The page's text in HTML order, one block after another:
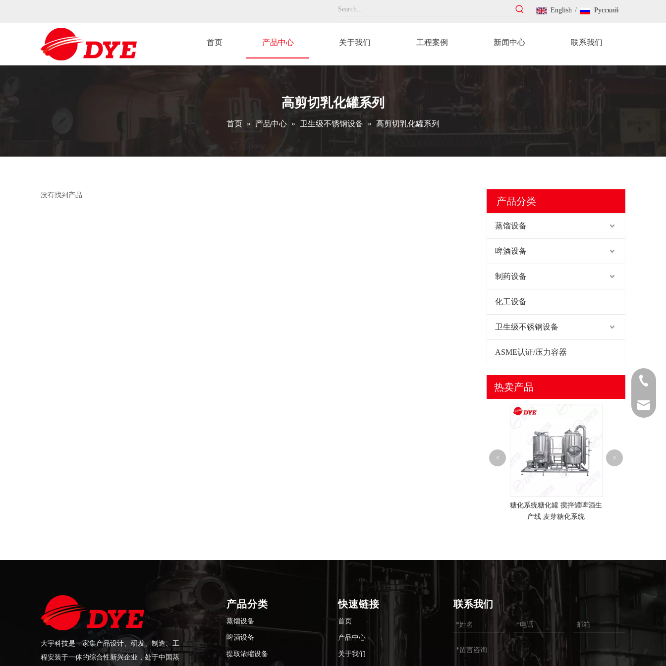
English / Pусский
首页 产品中心 关于我们 工程案例 新闻中心 联系我们
高剪切乳化罐系列
首页 » 产品中心 » 卫生级不锈钢设备 » 高剪切乳化罐系列
没有找到产品
产品分类
蒸馏设备
啤酒设备
制药设备
化工设备
卫生级不锈钢设备
ASME认证/压力容器
热卖产品
糖化系统糖化罐 搅拌罐啤酒生
产线 麦芽糖化系统
< >
大宇科技是一家集产品设计、研发、制造、工
程安装于一体的综合性新兴企业，处于中国蒸
0577-
0577-
产品分类
蒸馏设备
啤酒设备
提取浓缩设备
快速链接
首页
产品中心
关于我们
联系我们